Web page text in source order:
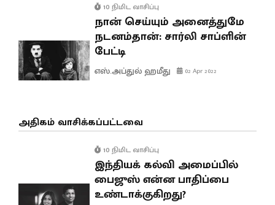
10 நிமிட வாசிப்பு
நான் செய்யும் அனைத்துமே
நடனம்தான்: சார்லி சாப்ளின்
பேட்டி
எஸ்.அப்துல் ஹமீது 02 Apr 2022
அதிகம் வாசிக்கப்பட்டவை
10 நிமிட வாசிப்பு
இந்தியக் கல்வி அமைப்பில்
பைஜுஸ் என்ன பாதிப்பை
உண்டாக்குகிறது?